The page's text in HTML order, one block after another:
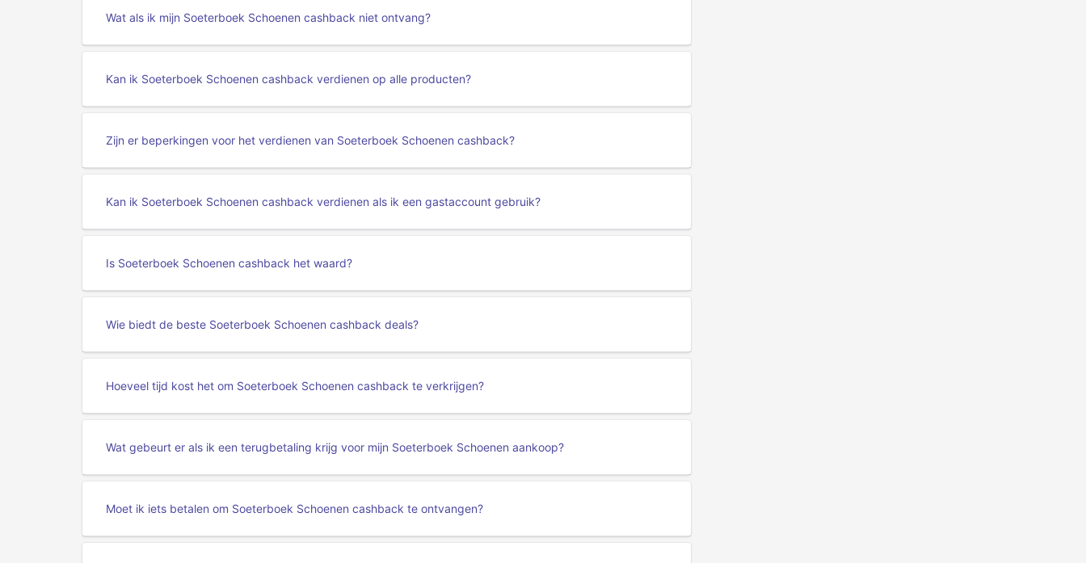
Wat als ik mijn Soeterboek Schoenen cashback niet ontvang?
Kan ik Soeterboek Schoenen cashback verdienen op alle producten?
Zijn er beperkingen voor het verdienen van Soeterboek Schoenen cashback?
Kan ik Soeterboek Schoenen cashback verdienen als ik een gastaccount gebruik?
Is Soeterboek Schoenen cashback het waard?
Wie biedt de beste Soeterboek Schoenen cashback deals?
Hoeveel tijd kost het om Soeterboek Schoenen cashback te verkrijgen?
Wat gebeurt er als ik een terugbetaling krijg voor mijn Soeterboek Schoenen aankoop?
Moet ik iets betalen om Soeterboek Schoenen cashback te ontvangen?